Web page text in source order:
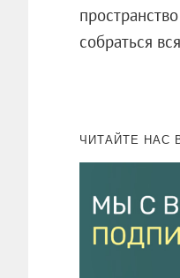
собраться
ЧИТАЙТЕ НАС